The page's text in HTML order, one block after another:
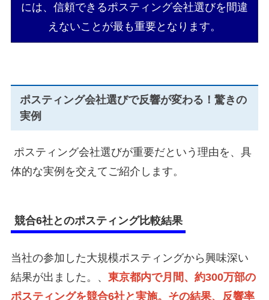
には、信頼できるポスティング会社選びを間違
えないことが最も重要となります。
ポスティング会社選びで反響が変わる！驚きの
実例
ポスティング会社選びが重要だという理由を、具
体的な実例を交えてご紹介します。
競合6社とのポスティング比較結果
当社の参加した大規模ポスティングから興味深い
結果が出ました。、 東京都内で月間、約300万部の
ポスティングを競合6社と実施。 その結果、反響率